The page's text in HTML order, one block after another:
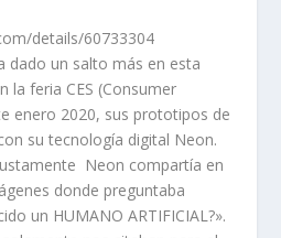
details/60733304
dado un salto más en esta
la feria CES (Consumer
enero 2020, sus prototipos de
su tecnología digital Neon.
Neon compartía en
donde preguntaba
un HUMANO ARTIFICIAL?».